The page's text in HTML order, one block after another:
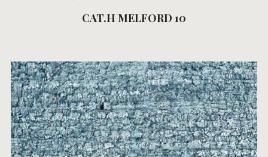
CAT.H MELFORD 10